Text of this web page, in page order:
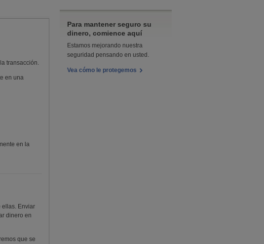
transacción.
en una
en la
ellas. Enviar
dinero en
que se
Para mantener seguro su
dinero, comience aquí
Estamos mejorando nuestra
seguridad pensando en usted.
Vea cómo le protegemos